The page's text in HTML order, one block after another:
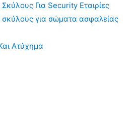
Σκύλους Για Security Εταιρίες
σκύλους για σώματα ασφαλείας
Ατύχημα